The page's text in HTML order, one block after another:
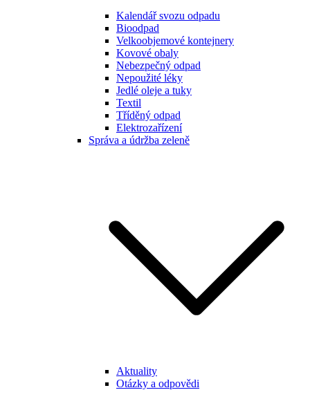
Kalendář svozu odpadu
Bioodpad
Velkoobjemové kontejnery
Kovové obaly
Nebezpečný odpad
Nepoužité léky
Jedlé oleje a tuky
Textil
Tříděný odpad
Elektrozařízení
Správa a údržba zeleně
Aktuality
Otázky a odpovědi